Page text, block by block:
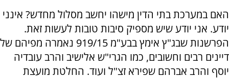
האם במערכת בתי הדין מישהו יחשב מסלול מחדש? אינני
יודע. אני יודע שיש מספיק סיבות טובות לעשות זאת.
הפרשנות שבג"ץ אימץ בבע"מ 919/15 נאמרה מפיהם של
דיינים רבים וחשובים, כמו הגרי"ש אלישיב והרב עובדיה
יוסף והרב אברהם שפירא זצ"ל ועוד. החלטת מועצת